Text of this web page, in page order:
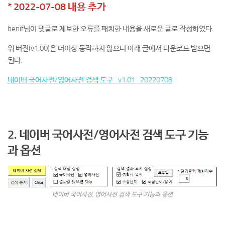
* 2022-07-08 내용 추가
benif님이 댓글로 제보한 오류를 패치한 내용을 새로운 글로 작성하였다.
위 버전(v1.00)은 더이상 동작하지 않으니 아래 글에서 다운로드 받으면
된다.
네이버 국어사전/영어사전 검색 도구_v1.01_20220708
2. 네이버 국어사전/영어사전 검색 도구기능
과 옵션
네이버 국어사전, 영어사전 검색 도구 기능과 옵션